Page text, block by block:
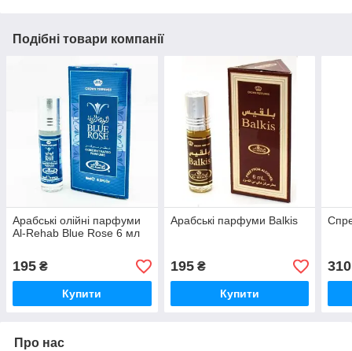
Подібні товари компанії
Арабські олійні парфуми
Al-Rehab Blue Rose 6 мл
195 ₴
Купити
Арабські парфуми Balkis
195₴
Купити
310
Про нас